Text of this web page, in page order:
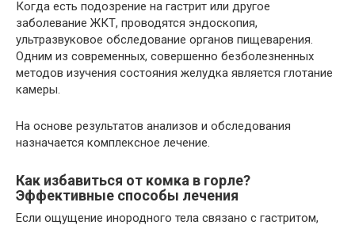
Когда есть подозрение на гастрит или другое
заболевание ЖКТ, проводятся эндоскопия,
ультразвуковое обследование органов пищеварения.
Одним из современных, совершенно безболезненных
методов изучения состояния желудка является глотание
камеры.
На основе результатов анализов и обследования
назначается комплексное лечение.
Как избавиться от комка в горле?
Эффективные способы лечения
Если ощущение инородного тела связано с гастритом,